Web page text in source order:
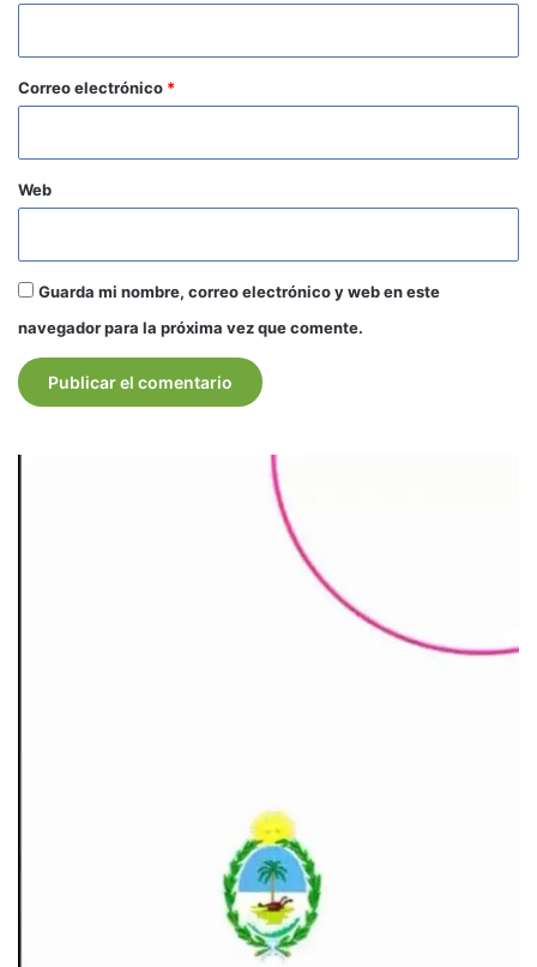
*
Correo electrónico *
Web
Guarda mi nombre, correo electrónico y web en este
navegador para la próxima vez que comente.